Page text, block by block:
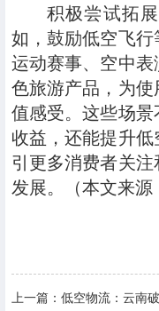
积极尝试拓
如，鼓励低空飞
运动赛事、空中
色旅游产品，为
值感受。这些场
收益，还能提升
引更多消费者关
发展。（本文来源
上一篇： 低空物流：云南